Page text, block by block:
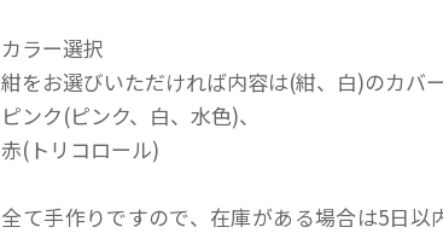
カラー選択
紺をお選びいただければ内容は(紺、白)のカバ
ピンク(ピンク、白、水色)、
赤(トリコロール)
全て手作りですので、在庫がある場合は5日以